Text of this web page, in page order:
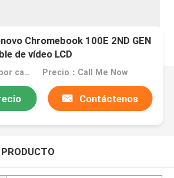
Chromebook 100E 2ND GEN
de vídeo LCD
MOQ：50 piezas por caja Precio：Call Me Now
Contáctenos